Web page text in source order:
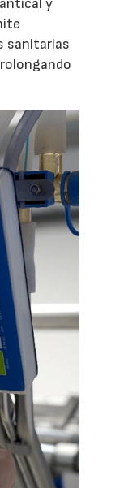
y
sanitarias